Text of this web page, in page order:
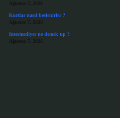
Ağustos 7, 2026
Kurtlar nasıl beslenirler ?
Ağustos 7, 2026
Intermediyer ne demek tıp ?
Ağustos 7, 2026